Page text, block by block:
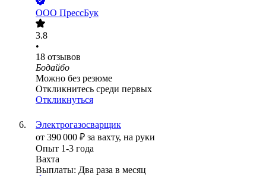
ООО ПрессБук
3.8
•
18 отзывов
Бодайбо
Можно без резюме
Откликнитесь среди первых
Откликнуться
Электрогазосварщик
от 390 000 ₽ за вахту, на руки
Опыт 1-3 года
Вахта
Выплаты: Два раза в месяц